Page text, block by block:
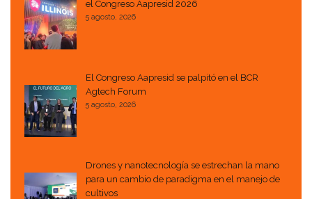
el Congreso Aapresid 2026
5 agosto, 2026
El Congreso Aapresid se palpitó en el BCR
Agtech Forum
5 agosto, 2026
Drones y nanotecnología se estrechan la mano
para un cambio de paradigma en el manejo de
cultivos